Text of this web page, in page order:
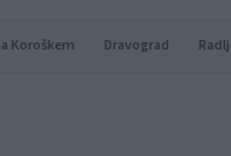
Koroškem Dravograd